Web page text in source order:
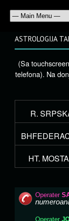
ASTROLOGIJA
(Sa
telefona). Na
R.
HT.